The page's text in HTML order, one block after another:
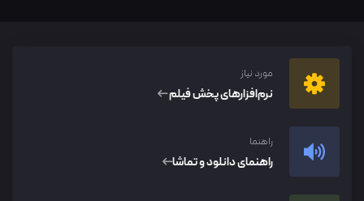
مورد نیاز
نرم‌افزار‌های پخش فیلم
راهنما
راهنمای دانلود و تماشا